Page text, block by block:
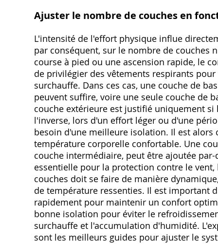
Ajuster le nombre de couches en
L'intensité de l'effort physique influe
par conséquent, sur le nombre de couches
course à pied ou une ascension rapide, le
de privilégier des vêtements respirants
surchauffe. Dans ces cas, une couche de
peuvent suffire, voire une seule couche de
couche extérieure est justifié uniquement
l'inverse, lors d'un effort léger ou d'une
besoin d'une meilleure isolation. Il est
température corporelle confortable. Une
couche intermédiaire, peut être ajoutée
essentielle pour la protection contre le
couches doit se faire de manière
de température ressenties. Il est important
rapidement pour maintenir un confort
bonne isolation pour éviter le
surchauffe et l'accumulation d'humidité.
sont les meilleurs guides pour ajuster le